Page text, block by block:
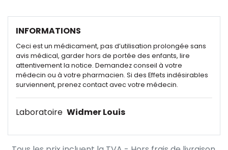
INFORMATIONS
Ceci est un médicament, pas d’utilisation prolongée sans
avis médical, garder hors de portée des enfants, lire
attentivement la notice. Demandez conseil à votre
médecin ou à votre pharmacien. Si des Effets indésirables
surviennent, prenez contact avec votre médecin.
Laboratoire Widmer Louis